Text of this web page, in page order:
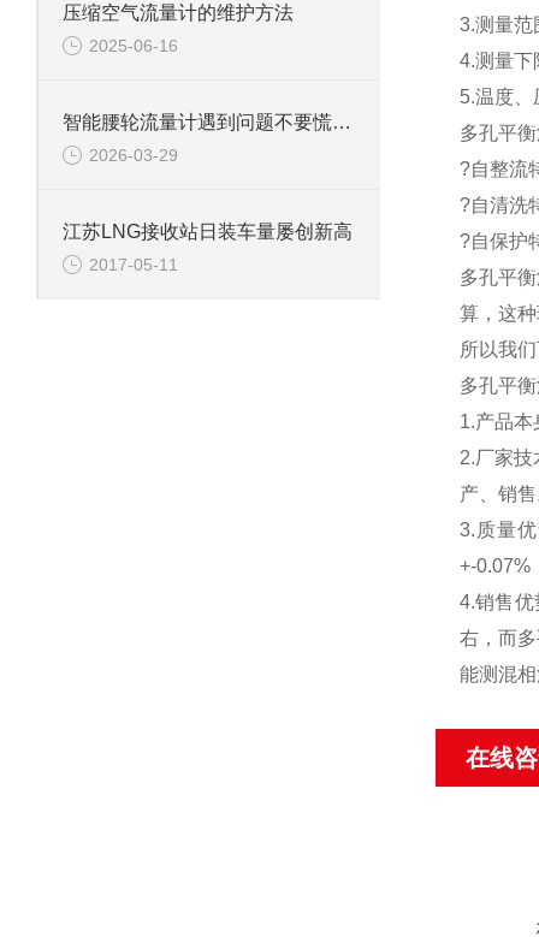
压缩空气流量计的维护方法
2025-06-16
智能腰轮流量计遇到问题不要慌！先看看下文怎么说
2026-03-29
江苏LNG接收站日装车量屡创新高
2017-05-11
3.测量范
4.测量下
5.温度
多孔平
?自整流
?自清洗
?自保护
多孔平
算，这
所以我
多孔平
1.产品
2.厂家
产、销
3.质量
+-0.07%
4.销售
右，而
能测混
在线